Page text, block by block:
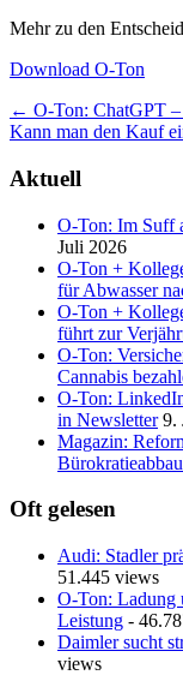
Mehr zu den
Download O-Ton
Post
navigation
← O-Ton: ChatGPT
Kann man den Kauf
Aktuell
O-Ton: Im Suff
Juli 2026
O-Ton +
für Abwasser
O-Ton +
führt zur
O-Ton:
Cannabis
O-Ton:
in Newsletter 9.
Magazin:
Oft gelesen
Audi: Stadler
51.445 views
O-Ton: Ladung
Leistung -
Daimler sucht
views